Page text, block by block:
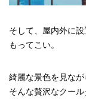
そして、屋内外に
もってこい。
綺麗な景色を見なが
そんな贅沢なクー